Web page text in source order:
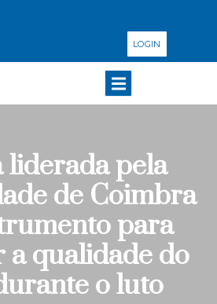
LOGIN
liderada pela
de Coimbra
para
a qualidade do
o luto